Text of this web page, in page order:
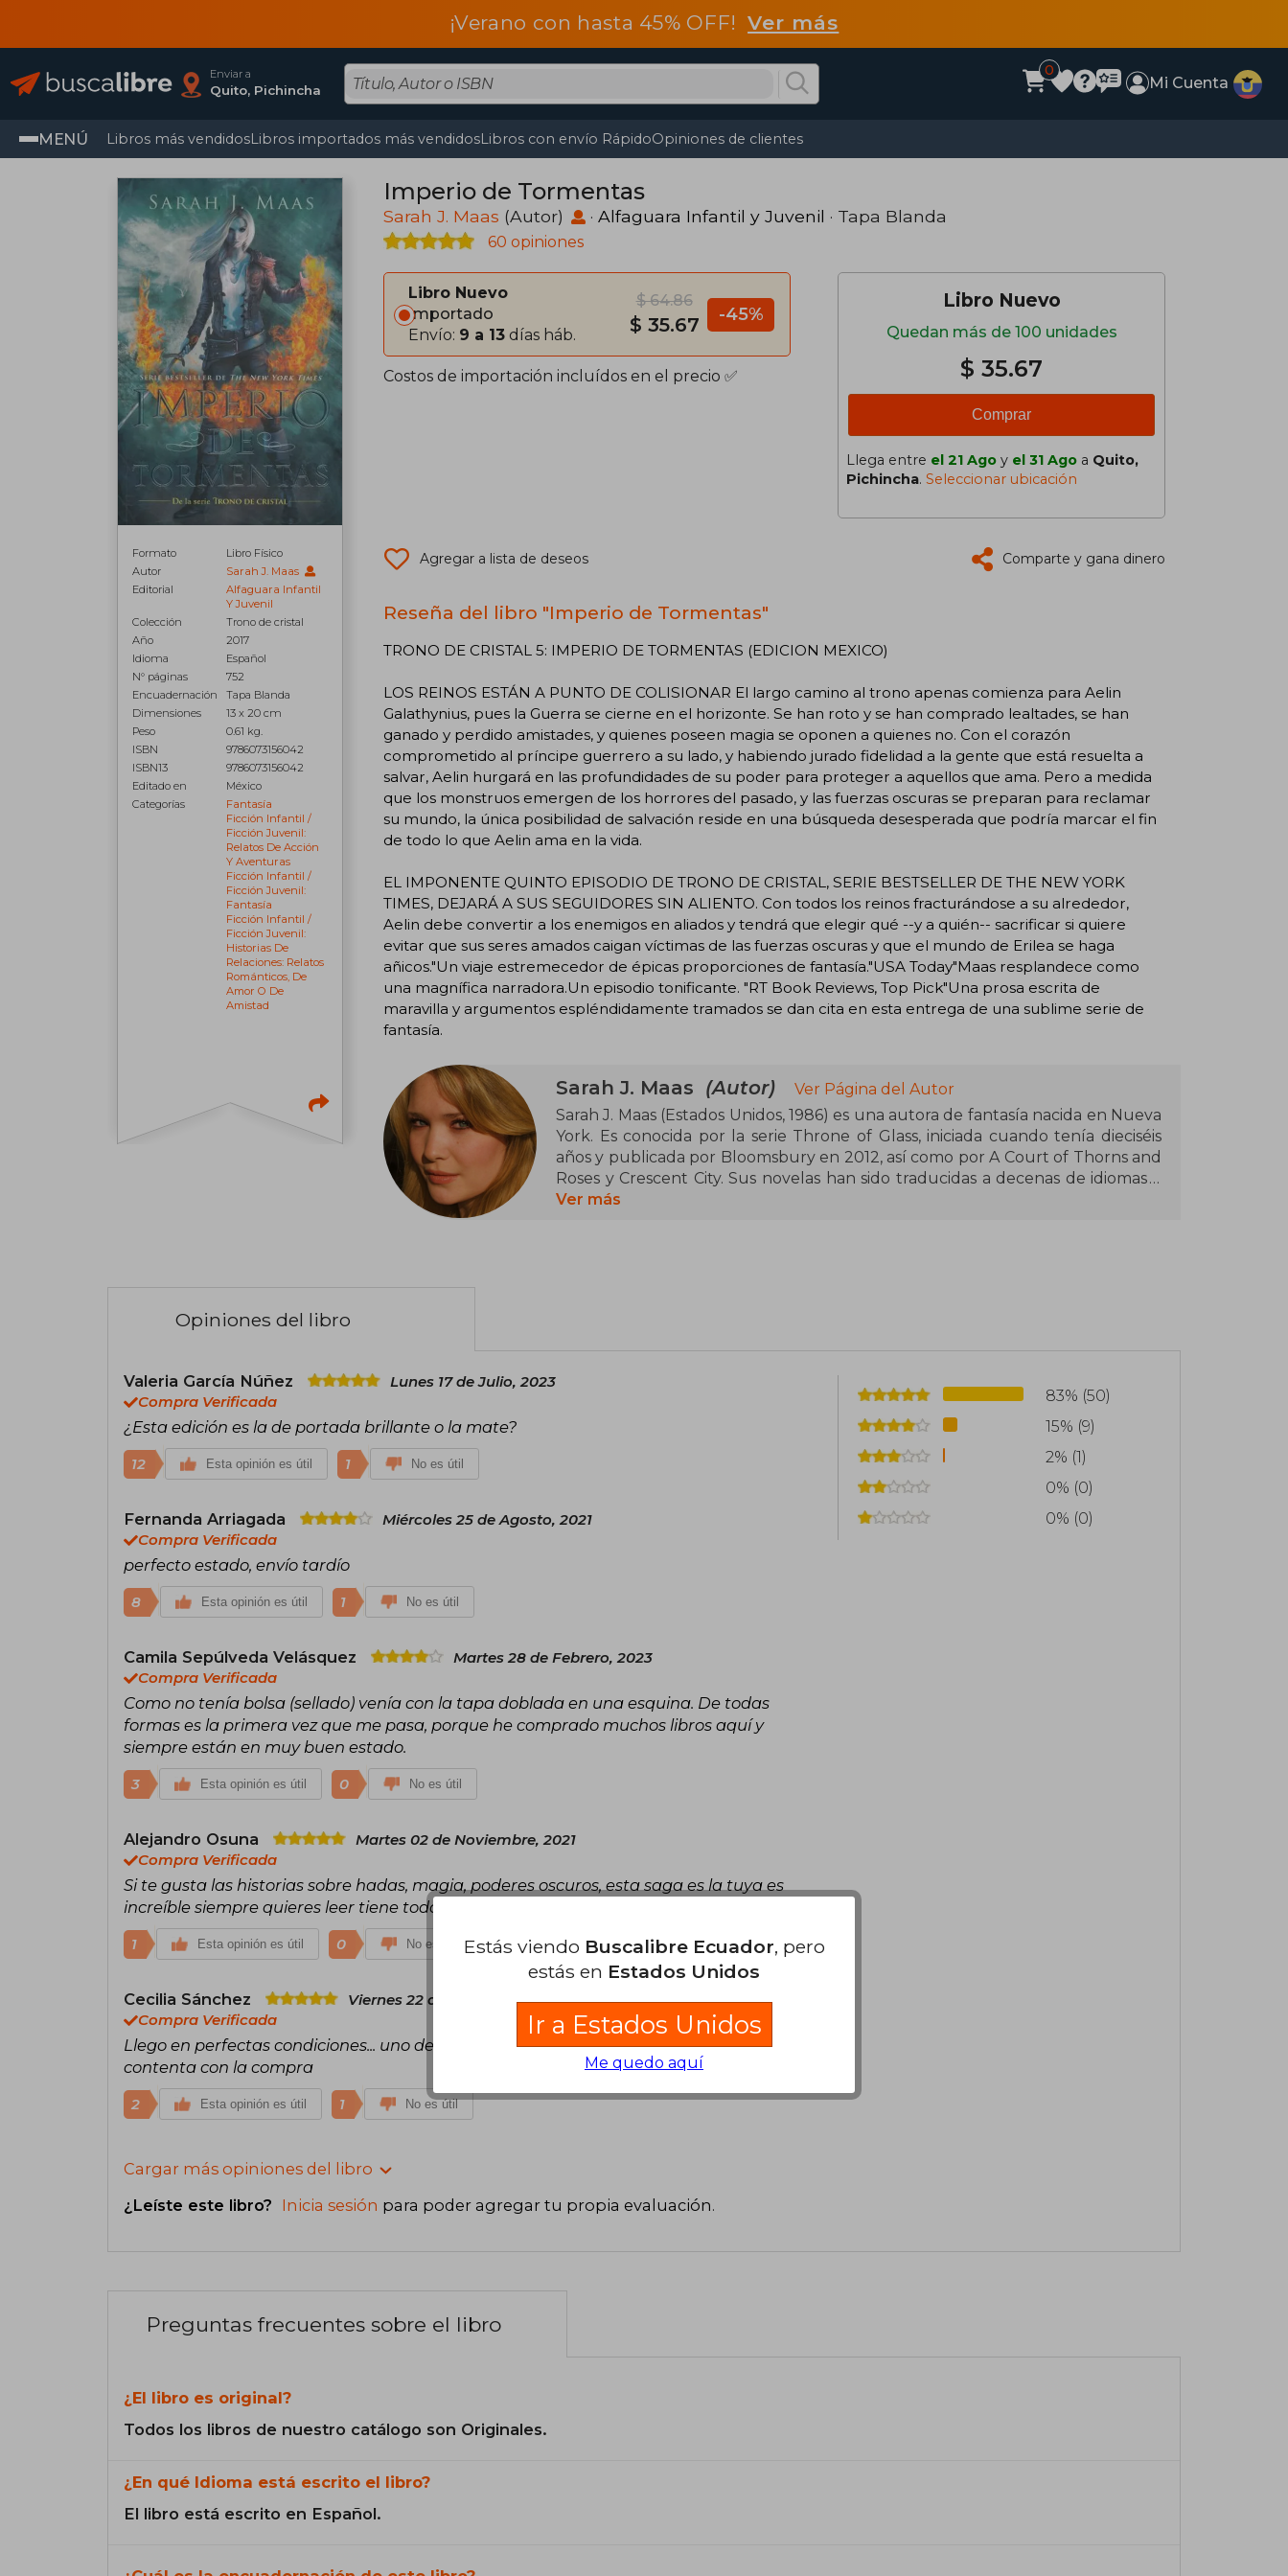
¡Verano con hasta 45% OFF!Ver más
Enviar a
Quito, Pichincha
0
Mi Cuenta
MENÚ Libros más vendidosLibros importados más vendidosLibros con envío RápidoOpiniones de clientes
Formato
Libro Físico
Autor
Sarah J. Maas
Editorial
Alfaguara Infantil
Y Juvenil
Colección
Trono de cristal
Año
2017
Idioma
Español
N° páginas
752
Encuadernación
Tapa Blanda
Dimensiones
13 x 20 cm
Peso
0.61 kg.
ISBN
9786073156042
ISBN13
9786073156042
Editado en
México
Categorías
Fantasía
Ficción Infantil /
Ficción Juvenil:
Relatos De Acción
Y Aventuras
Ficción Infantil /
Ficción Juvenil:
Fantasía
Ficción Infantil /
Ficción Juvenil:
Historias De
Relaciones: Relatos
Románticos, De
Amor O De
Amistad
Imperio de Tormentas
Sarah J. Maas (Autor) · Alfaguara Infantil y Juvenil · Tapa Blanda
60 opiniones
Libro Nuevo
Importado
Envío: 9 a 13 días háb.
$ 64.86
$ 35.67 -45%
Costos de importación incluídos en el precio ✅
Libro Nuevo
Quedan más de 100 unidades
$ 35.67
Comprar
Llega entre el 21 Ago y el 31 Ago a Quito,
Pichincha. Seleccionar ubicación
Agregar a lista de deseos Comparte y gana dinero
Reseña del libro "Imperio de Tormentas"
TRONO DE CRISTAL 5: IMPERIO DE TORMENTAS (EDICION MEXICO)
LOS REINOS ESTÁN A PUNTO DE COLISIONAR El largo camino al trono apenas comienza para Aelin
Galathynius, pues la Guerra se cierne en el horizonte. Se han roto y se han comprado lealtades, se han
ganado y perdido amistades, y quienes poseen magia se oponen a quienes no. Con el corazón
comprometido al príncipe guerrero a su lado, y habiendo jurado fidelidad a la gente que está resuelta a
salvar, Aelin hurgará en las profundidades de su poder para proteger a aquellos que ama. Pero a medida
que los monstruos emergen de los horrores del pasado, y las fuerzas oscuras se preparan para reclamar
su mundo, la única posibilidad de salvación reside en una búsqueda desesperada que podría marcar el fin
de todo lo que Aelin ama en la vida.
EL IMPONENTE QUINTO EPISODIO DE TRONO DE CRISTAL, SERIE BESTSELLER DE THE NEW YORK
TIMES, DEJARÁ A SUS SEGUIDORES SIN ALIENTO. Con todos los reinos fracturándose a su alrededor,
Aelin debe convertir a los enemigos en aliados y tendrá que elegir qué --y a quién-- sacrificar si quiere
evitar que sus seres amados caigan víctimas de las fuerzas oscuras y que el mundo de Erilea se haga
añicos."Un viaje estremecedor de épicas proporciones de fantasía."USA Today"Maas resplandece como
una magnífica narradora.Un episodio tonificante. "RT Book Reviews, Top Pick"Una prosa escrita de
maravilla y argumentos espléndidamente tramados se dan cita en esta entrega de una sublime serie de
fantasía.
Sarah J. Maas (Autor)
Ver Página del Autor
Sarah J. Maas (Estados Unidos, 1986) es una autora de fantasía nacida en Nueva
York. Es conocida por la serie Throne of Glass, iniciada cuando tenía dieciséis
años y publicada por Bloomsbury en 2012, así como por A Court of Thorns and
Roses y Crescent City. Sus novelas han sido traducidas a decenas de idiomas y
han figurado en las listas de los más vendidos del New York Times. Maas es
Ver más
Opiniones del libro
Valeria García Núñez
Lunes 17 de Julio, 2023
Compra Verificada
¿Esta edición es la de portada brillante o la mate?
12 Esta opinión es útil 1 No es útil
Fernanda Arriagada
Miércoles 25 de Agosto, 2021
Compra Verificada
perfecto estado, envío tardío
8 Esta opinión es útil 1 No es útil
Camila Sepúlveda Velásquez
Martes 28 de Febrero, 2023
Compra Verificada
Como no tenía bolsa (sellado) venía con la tapa doblada en una esquina. De todas
formas es la primera vez que me pasa, porque he comprado muchos libros aquí y
siempre están en muy buen estado.
3 Esta opinión es útil 0 No es útil
Alejandro Osuna
Martes 02 de Noviembre, 2021
Compra Verificada
Si te gusta las historias sobre hadas, magia, poderes oscuros, esta saga es la tuya es
increíble siempre quieres leer tiene todo
1 Esta opinión es útil 0 No es útil
Cecilia Sánchez
Viernes 22 de Mayo, 2020
Compra Verificada
Llego en perfectas condiciones... uno de los mejores libros de la saga, así que estoy muy
contenta con la compra
2 Esta opinión es útil 1 No es útil
Cargar más opiniones del libro
¿Leíste este libro? Inicia sesión para poder agregar tu propia evaluación.
83% (50)
15% (9)
2% (1)
0% (0)
0% (0)
Preguntas frecuentes sobre el libro
¿El libro es original?
Todos los libros de nuestro catálogo son Originales.
¿En qué Idioma está escrito el libro?
El libro está escrito en Español.
Estás viendo Buscalibre Ecuador, pero
estás en Estados Unidos
Ir a Estados Unidos
Me quedo aquí